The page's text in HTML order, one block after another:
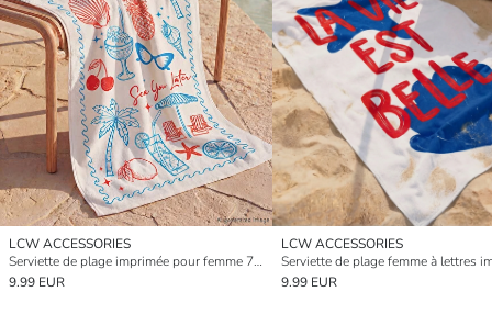
LCW ACCESSORIES
Serviette de plage imprimée pour femme 70x150 cm
9.99 EUR
LCW ACCESSORIES
9.99 EUR